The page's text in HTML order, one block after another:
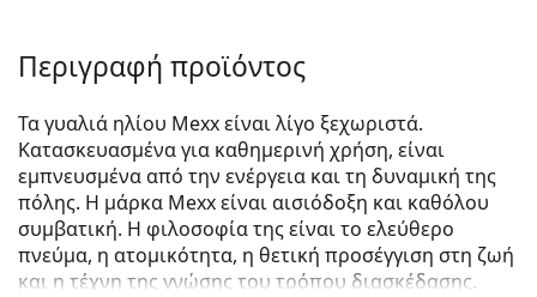
Περιγραφή προϊόντος
Τα γυαλιά ηλίου Mexx είναι λίγο ξεχωριστά.
Κατασκευασμένα για καθημερινή χρήση, είναι
εμπνευσμένα από την ενέργεια και τη δυναμική της
πόλης. Η μάρκα Mexx είναι αισιόδοξη και καθόλου
συμβατική. Η φιλοσοφία της είναι το ελεύθερο
πνεύμα, η ατομικότητα, η θετική προσέγγιση στη ζωή
και η τέχνη της γνώσης του τρόπου διασκέδασης.